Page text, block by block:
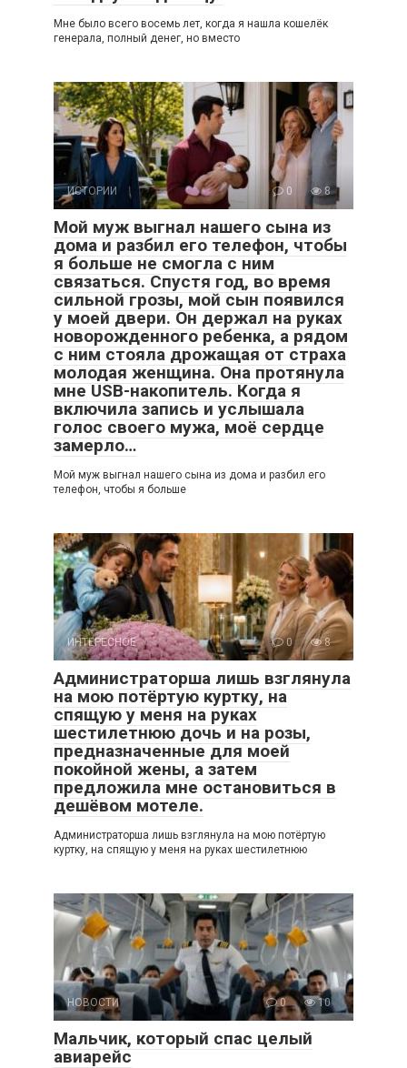
Мне было всего восемь лет, когда я нашла кошелёк
генерала, полный денег, но вместо
ИСТОРИИ 0 8
Мой муж выгнал нашего сына из
дома и разбил его телефон, чтобы
я больше не смогла с ним
связаться. Спустя год, во время
сильной грозы, мой сын появился
у моей двери. Он держал на руках
новорожденного ребенка, а рядом
с ним стояла дрожащая от страха
молодая женщина. Она протянула
мне USB-накопитель. Когда я
включила запись и услышала
голос своего мужа, моё сердце
замерло…
Мой муж выгнал нашего сына из дома и разбил его
телефон, чтобы я больше
ИНТЕРЕСНОЕ 0 8
Администраторша лишь взглянула
на мою потёртую куртку, на
спящую у меня на руках
шестилетнюю дочь и на розы,
предназначенные для моей
покойной жены, а затем
предложила мне остановиться в
дешёвом мотеле.
Администраторша лишь взглянула на мою потёртую
куртку, на спящую у меня на руках шестилетнюю
НОВОСТИ 0 10
Мальчик, который спас целый
авиарейс